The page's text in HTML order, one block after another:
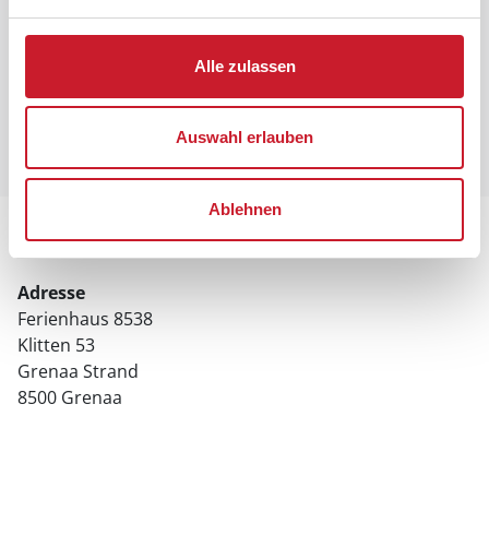
Alle zulassen
Auswahl erlauben
Ablehnen
Lageplan
Adresse
Ferienhaus 8538
Klitten 53
Grenaa Strand
8500 Grenaa